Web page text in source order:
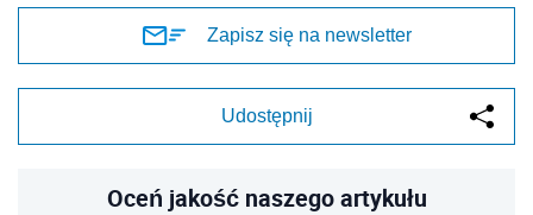
Zapisz się na newsletter
Udostępnij
Oceń jakość naszego artykułu